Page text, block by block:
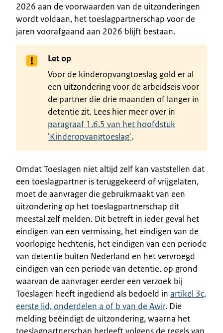
2026 aan de voorwaarden van de uitzonderingen
wordt voldaan, het toeslagpartnerschap voor de
jaren voorafgaand aan 2026 blijft bestaan.
Let op
Voor de kinderopvangtoeslag gold er al
een uitzondering voor de arbeidseis voor
de partner die drie maanden of langer in
detentie zit. Lees hier meer over in
paragraaf 1.6.5 van het hoofdstuk
'Kinderopvangtoeslag'.
Omdat Toeslagen niet altijd zelf kan vaststellen dat
een toeslagpartner is teruggekeerd of vrijgelaten,
moet de aanvrager die gebruikmaakt van een
uitzondering op het toeslagpartnerschap dit
meestal zelf melden. Dit betreft in ieder geval het
eindigen van een vermissing, het eindigen van de
voorlopige hechtenis, het eindigen van een periode
van detentie buiten Nederland en het vervroegd
eindigen van een periode van detentie, op grond
waarvan de aanvrager eerder een verzoek bij
Toeslagen heeft ingediend als bedoeld in artikel 3c,
eerste lid, onderdelen a of b van de Awir. Die
melding beëindigt de uitzondering, waarna het